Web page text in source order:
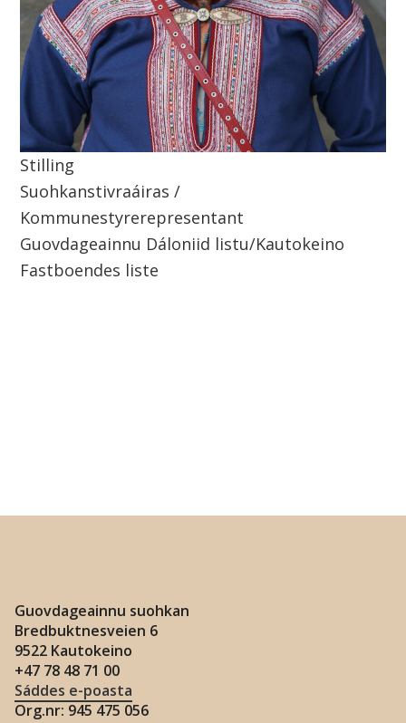
o
k
o
m
m
u
n
Stilling
Suohkanstivraáiras /
Kommunestyrerepresentant
Guovdageainnu Dáloniid listu/Kautokeino
Fastboendes liste
Guovdageainnu suohkan
Bredbuktnesveien 6
9522 Kautokeino
+47 78 48 71 00
Sáddes e-poasta
Org.nr: 945 475 056